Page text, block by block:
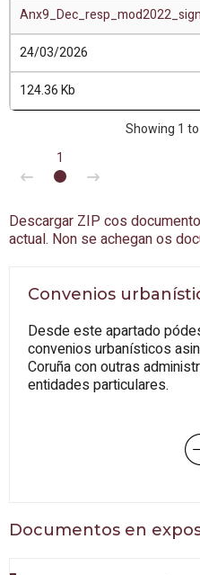
24/03/2026
124.36 Kb
Showing 1
1
Descargar ZIP cos
actual. Non se achegan os
Convenios
Desde este apartado
convenios urbanísticos
Coruña con outras
entidades particulares.
Documentos en